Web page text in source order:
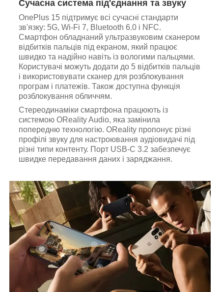
Сучасна система під'єднання та звуку
OnePlus 15 підтримує всі сучасні стандарти
зв'язку: 5G, Wi-Fi 7, Bluetooth 6.0 і NFC.
Смартфон обладнаний ультразвуковим сканером
відбитків пальців під екраном, який працює
швидко та надійно навіть із вологими пальцями.
Користувачі можуть додати до 5 відбитків пальців
і використовувати сканер для розблокування
програм і платежів. Також доступна функція
розблокування обличчям.
Стереодинаміки смартфона працюють із
системою OReality Audio, яка замінила
попередню технологію. OReality пропонує різні
профілі звуку для настроювання аудіовидачі під
різні типи контенту. Порт USB-C 3.2 забезпечує
швидке передавання даних і заряджання.